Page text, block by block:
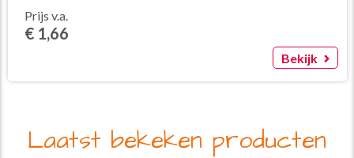
Prijs v.a.
€ 1,66
Bekijk
Laatst bekeken producten